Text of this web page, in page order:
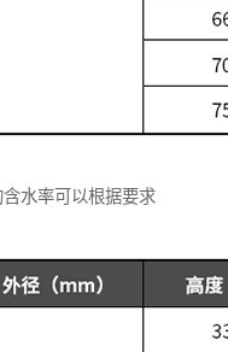
水率可以根据要求